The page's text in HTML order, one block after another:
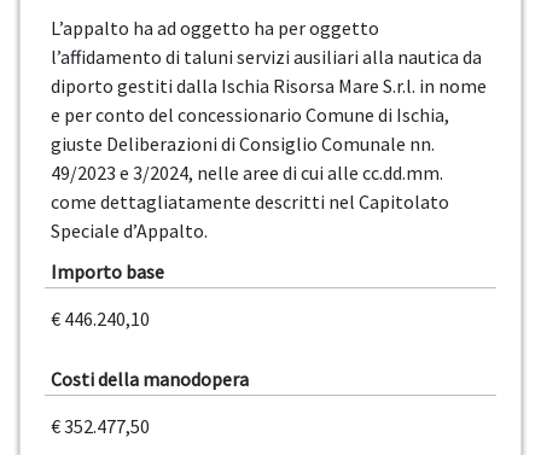
L’appalto ha ad oggetto ha per oggetto
l’affidamento di taluni servizi ausiliari alla nautica da
diporto gestiti dalla Ischia Risorsa Mare S.r.l. in nome
e per conto del concessionario Comune di Ischia,
giuste Deliberazioni di Consiglio Comunale nn.
49/2023 e 3/2024, nelle aree di cui alle cc.dd.mm.
come dettagliatamente descritti nel Capitolato
Speciale d’Appalto.
Importo base
€ 446.240,10
Costi della manodopera
€ 352.477,50